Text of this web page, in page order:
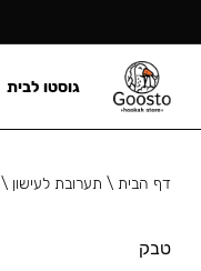
דף הבית\ תערובת לעישון \
טבק
גוסטו לבית